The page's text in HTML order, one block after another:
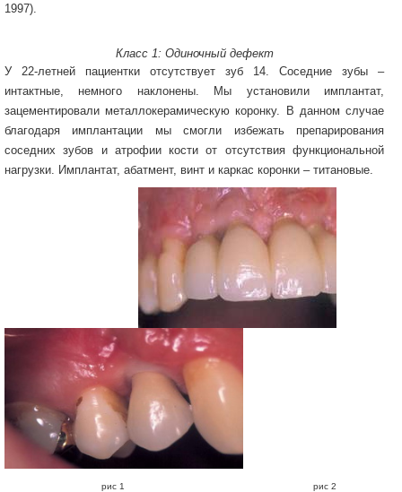
1997).
Класс 1: Одиночный дефект
У 22-летней пациентки отсутствует зуб 14. Соседние зубы –
интактные, немного наклонены. Мы установили имплантат,
зацементировали металлокерамическую коронку. В данном случае
благодаря имплантации мы смогли избежать препарирования
соседних зубов и атрофии кости от отсутствия функциональной
нагрузки. Имплантат, абатмент, винт и каркас коронки – титановые.
рис 1 рис 2